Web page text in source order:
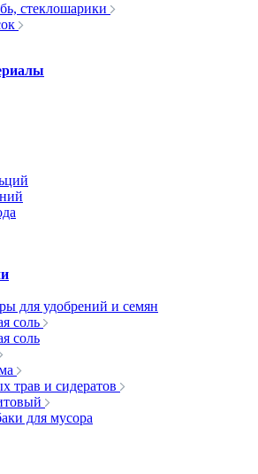
стеклошарики
для удобрений и семян
соль
соль
трав и сидератов
для мусора